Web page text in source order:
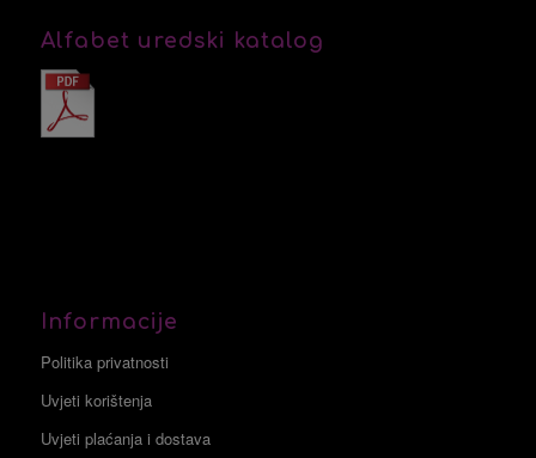
Alfabet uredski katalog
Informacije
Politika privatnosti
Uvjeti korištenja
Uvjeti plaćanja i dostava